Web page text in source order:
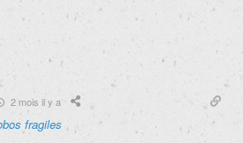
2 mois il y a
fragiles